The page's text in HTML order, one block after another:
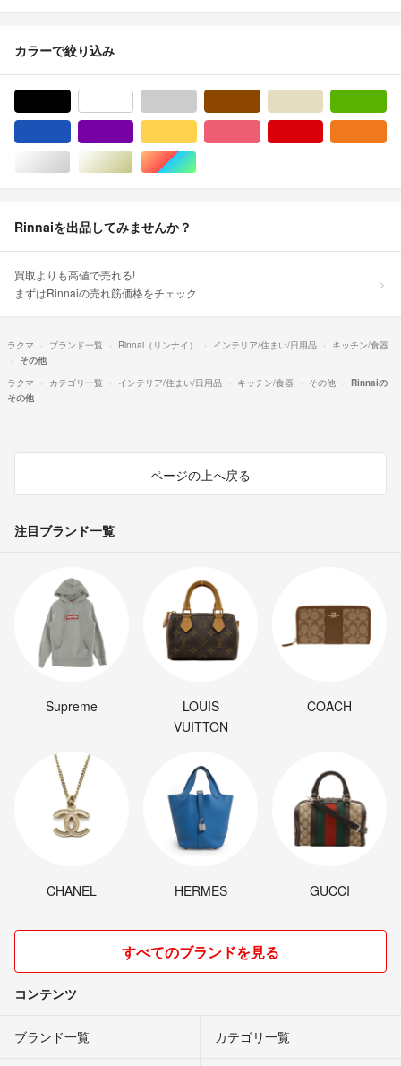
カラーで絞り込み
シルバー/銀色系ゴールド/金色系マルチカラー
Rinnaiを出品してみませんか？
買取よりも高値で売れる!
まずはRinnaiの売れ筋価格をチェック
ラクマ ブランド一覧 Rinnai（リンナイ） インテリア/住まい/日用品
キッチン/食器
その他
ラクマ
カテゴリ一覧 インテリア/住まい/日用品 キッチン/食器 その他
Rinnaiの
その他
ページの上へ戻る
注目ブランド一覧
Supreme
LOUIS
VUITTON
COACH
CHANEL HERMES GUCCI
すべてのブランドを見る
コンテンツ
ブランド一覧 カテゴリ一覧